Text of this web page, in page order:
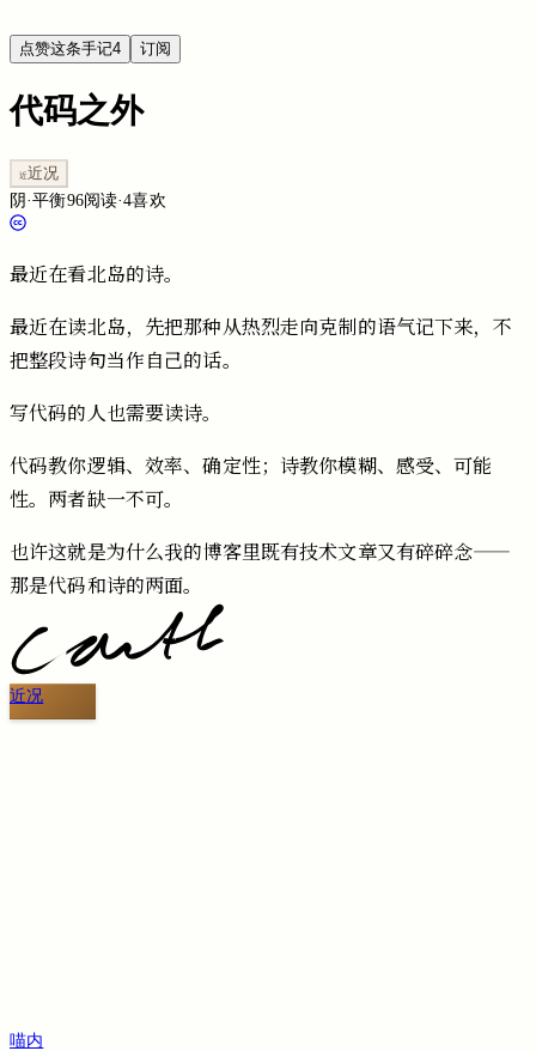
点赞这条手记4 订阅
代码之外
近近况
阴 ·平衡96阅读·4喜欢
最近在看北岛的诗。
最近在读北岛，先把那种从热烈走向克制的语气记下来，不
把整段诗句当作自己的话。
写代码的人也需要读诗。
代码教你逻辑、效率、确定性；诗教你模糊、感受、可能
性。两者缺一不可。
也许这就是为什么我的博客里既有技术文章又有碎碎念——
那是代码和诗的两面。
近况
喵内